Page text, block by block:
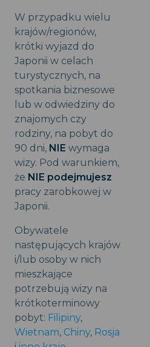
W przypadku wielu
krajów/regionów,
krótki wyjazd do
Japonii w celach
turystycznych, na
spotkania biznesowe
lub w odwiedziny do
znajomych czy
rodziny, na pobyt do
90 dni, NIE wymaga
wizy. Pod warunkiem,
że NIE podejmujesz
pracy zarobkowej w
Japonii.
Obywatele
następujących krajów
i/lub osoby w nich
mieszkające
potrzebują wizy na
krótkoterminowy
pobyt: Filipiny,
Wietnam, Chiny, Rosja